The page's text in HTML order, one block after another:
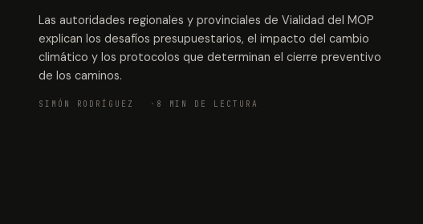
Las autoridades regionales y provinciales de Vialidad del MOP
explican los desafíos presupuestarios, el impacto del cambio
climático y los protocolos que determinan el cierre preventivo
de los caminos.
SIMÓN RODRÍGUEZ 8 MIN DE LECTURA